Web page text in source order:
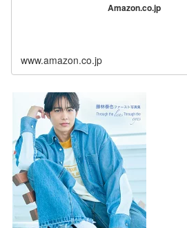
Amazon.co.jp
www.amazon.co.jp